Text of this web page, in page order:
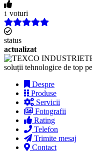
1 voturi
status
actualizat
Despre
Produse
Servicii
Fotografii
Rating
Telefon
Trimite mesaj
Contact